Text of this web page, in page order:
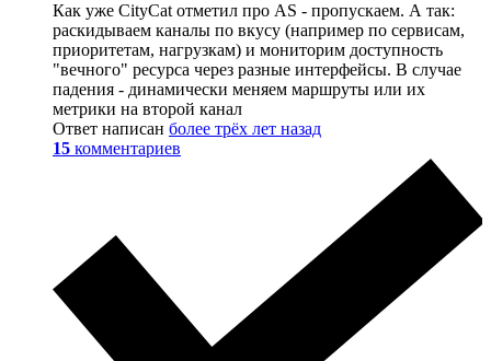
Как уже CityCat отметил про AS - пропускаем. А так:
раскидываем каналы по вкусу (например по сервисам,
приоритетам, нагрузкам) и мониторим доступность
"вечного" ресурса через разные интерфейсы. В случае
падения - динамически меняем маршруты или их
метрики на второй канал
Ответ написан более трёх лет назад
15 комментариев